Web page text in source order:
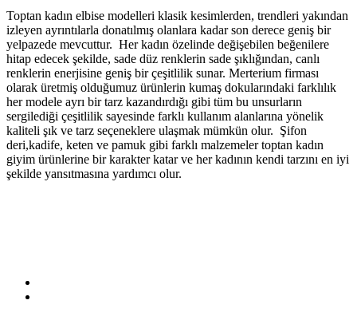
Toptan kadın elbise modelleri klasik kesimlerden, trendleri yakından
izleyen ayrıntılarla donatılmış olanlara kadar son derece geniş bir
yelpazede mevcuttur. Her kadın özelinde değişebilen beğenilere
hitap edecek şekilde, sade düz renklerin sade şıklığından, canlı
renklerin enerjisine geniş bir çeşitlilik sunar. Merterium firması
olarak üretmiş olduğumuz ürünlerin kumaş dokularındaki farklılık
her modele ayrı bir tarz kazandırdığı gibi tüm bu unsurların
sergilediği çeşitlilik sayesinde farklı kullanım alanlarına yönelik
kaliteli şık ve tarz seçeneklere ulaşmak mümkün olur. Şifon
deri,kadife, keten ve pamuk gibi farklı malzemeler toptan kadın
giyim ürünlerine bir karakter katar ve her kadının kendi tarzını en iyi
şekilde yansıtmasına yardımcı olur.